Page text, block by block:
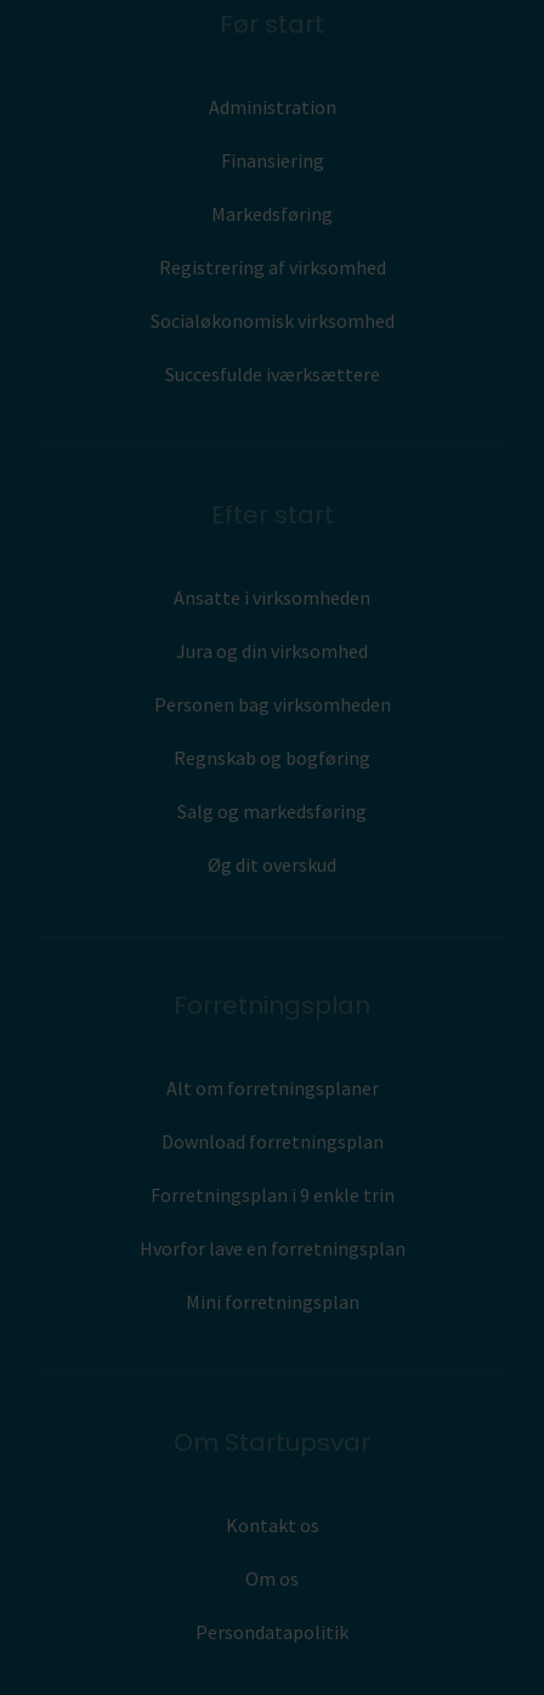
Før start
Administration
Finansiering
Markedsføring
Registrering af virksomhed
Socialøkonomisk virksomhed
Succesfulde iværksættere
Efter start
Ansatte i virksomheden
Jura og din virksomhed
Personen bag virksomheden
Regnskab og bogføring
Salg og markedsføring
Øg dit overskud
Forretningsplan
Alt om forretningsplaner
Download forretningsplan
Forretningsplan i 9 enkle trin
Hvorfor lave en forretningsplan
Mini forretningsplan
Om Startupsvar
Kontakt os
Om os
Persondatapolitik